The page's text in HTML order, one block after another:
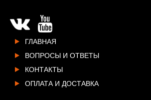
ГЛАВНАЯ
ВОПРОСЫ И ОТВЕТЫ
КОНТАКТЫ
ОПЛАТА И ДОСТАВКА